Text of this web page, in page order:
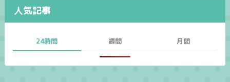
人気記事
24時間 週間 月間